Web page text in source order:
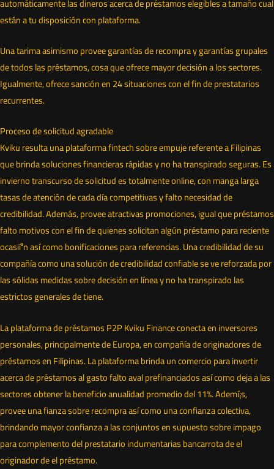
están a tu disposición con plataforma.
Una tarima asimismo provee garantías de recompra y garantías grupales
de todos las préstamos, cosa que ofrece mayor decisión a los sectores.
Igualmente, ofrece sanción en 24 situaciones con el fin de prestatarios
recurrentes.
Proceso de solicitud agradable
Kviku resulta una plataforma fintech sobre empuje referente a Filipinas
que brinda soluciones financieras rápidas y no ha transpirado seguras. Es
invierno transcurso de solicitud es totalmente online, con manga larga
tasas de atención de cada día competitivas y falto necesidad de
credibilidad. Además, provee atractivas promociones, igual que préstamos
falto motivos con el fin de quienes solicitan algún préstamo para reciente
ocasií³n así­ como bonificaciones para referencias. Una credibilidad de su
compañía como una solución de credibilidad confiable se ve reforzada por
las sólidas medidas sobre decisión en línea y no ha transpirado las
estrictos generales de tiene.
La plataforma de préstamos P2P Kviku Finance conecta en inversores
personales, principalmente de Europa, en compañía de originadores de
préstamos en Filipinas. La plataforma brinda un comercio para invertir
acerca de préstamos al gasto falto aval prefinanciados así­ como deja a las
sectores obtener la beneficio anualidad promedio del 11%. Ademí¡s,
provee una fianza sobre recompra así­ como una confianza colectiva,
brindando mayor confianza a las conjuntos en supuesto sobre impago
para complemento del prestatario indumentarias bancarrota de el
originador de el préstamo.